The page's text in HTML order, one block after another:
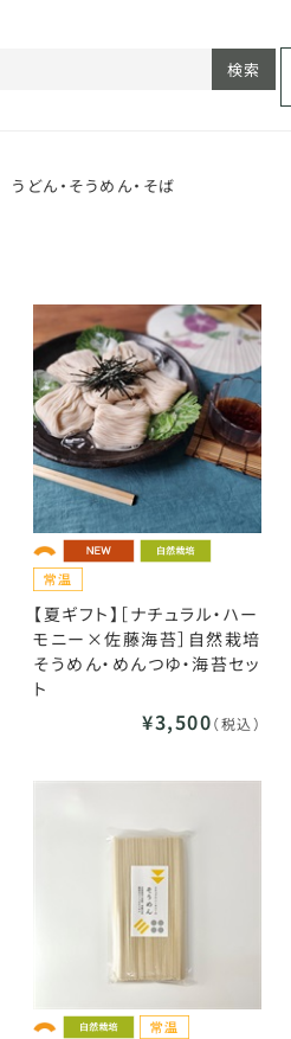
検索
うどん・そうめん・そば
【夏ギフト】［ナチュラル・ハー
モニー×佐藤海苔］自然栽培
そうめん・めんつゆ・海苔セッ
ト
¥3,500（税込）